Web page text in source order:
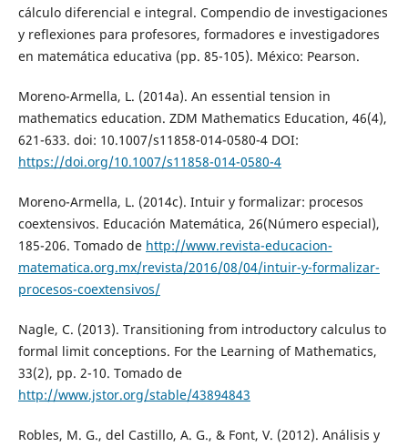
cálculo diferencial e integral. Compendio de investigaciones
y reflexiones para profesores, formadores e investigadores
en matemática educativa (pp. 85-105). México: Pearson.
Moreno-Armella, L. (2014a). An essential tension in
mathematics education. ZDM Mathematics Education, 46(4),
621-633. doi: 10.1007/s11858-014-0580-4 DOI:
https://doi.org/10.1007/s11858-014-0580-4
Moreno-Armella, L. (2014c). Intuir y formalizar: procesos
coextensivos. Educación Matemática, 26(Número especial),
185-206. Tomado de http://www.revista-educacion-
matematica.org.mx/revista/2016/08/04/intuir-y-formalizar-
procesos-coextensivos/
Nagle, C. (2013). Transitioning from introductory calculus to
formal limit conceptions. For the Learning of Mathematics,
33(2), pp. 2-10. Tomado de
http://www.jstor.org/stable/43894843
Robles, M. G., del Castillo, A. G., & Font, V. (2012). Análisis y